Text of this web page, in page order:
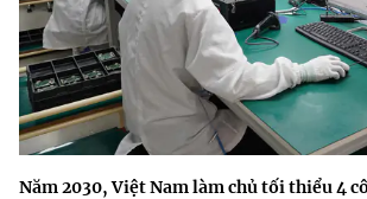
Năm 2030, Việt Nam làm chủ tối thiểu 4